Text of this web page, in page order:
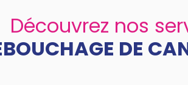
Découvrez nos
DE